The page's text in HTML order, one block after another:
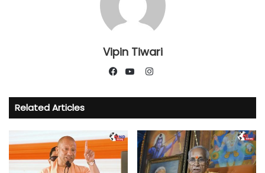
Vipin Tiwari
Instagram
Related Articles